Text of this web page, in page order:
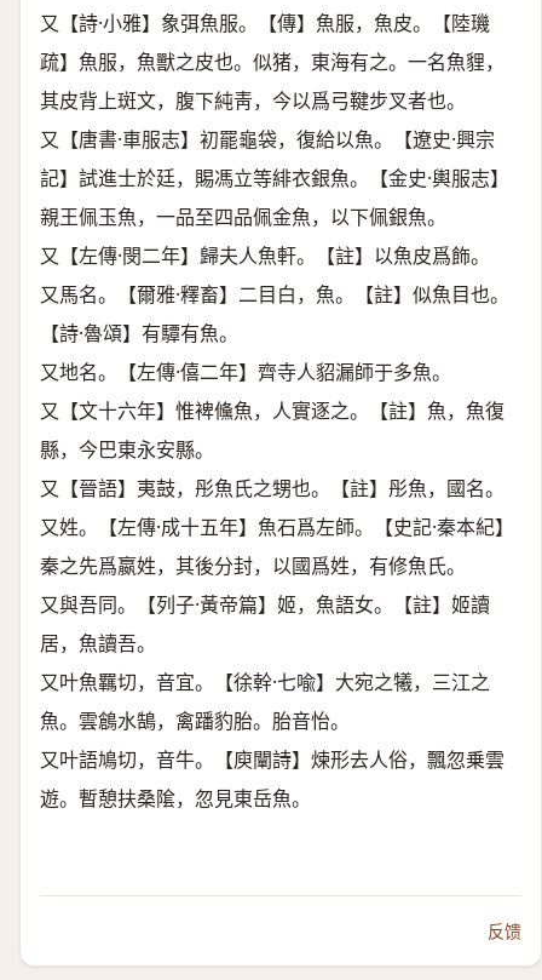
又【詩·小雅】象弭魚服。【傳】魚服，魚皮。【陸璣
疏】魚服，魚獸之皮也。似猪，東海有之。一名魚貍，
其皮背上斑文，腹下純靑，今以爲弓鞬步叉者也。
又【唐書·車服志】初罷龜袋，復給以魚。【遼史·興宗
記】試進士於廷，賜馮立等緋衣銀魚。【金史·輿服志】
親王佩玉魚，一品至四品佩金魚，以下佩銀魚。
又【左傳·閔二年】歸夫人魚軒。【註】以魚皮爲飾。
又馬名。【爾雅·釋畜】二目白，魚。【註】似魚目也。
【詩·魯頌】有驔有魚。
又地名。【左傳·僖二年】齊寺人貂漏師于多魚。
又【文十六年】惟裨儵魚，人實逐之。【註】魚，魚復
縣，今巴東永安縣。
又【晉語】夷鼓，彤魚氏之甥也。【註】彤魚，國名。
又姓。【左傳·成十五年】魚石爲左師。【史記·秦本紀】
秦之先爲嬴姓，其後分封，以國爲姓，有修魚氏。
又與吾同。【列子·黃帝篇】姬，魚語女。【註】姬讀
居，魚讀吾。
又叶魚羈切，音宜。【徐幹·七喩】大宛之犧，三江之
魚。雲鶬水鵠，禽蹯豹胎。胎音怡。
又叶語鳩切，音牛。【庾闡詩】煉形去人俗，飄忽乗雲
遊。暫憩扶桑隂，忽見東岳魚。
反馈